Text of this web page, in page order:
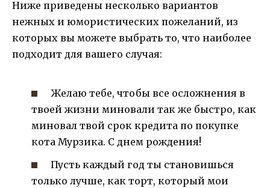
Ниже приведены несколько вариантов
нежных и юмористических пожеланий, из
которых вы можете выбрать то, что наиболее
подходит для вашего случая:
Желаю тебе, чтобы все осложнения в
твоей жизни миновали так же быстро, как
миновал твой срок кредита по покупке
кота Мурзика. С днем рождения!
Пусть каждый год ты становишься
только лучше, как торт, который мои